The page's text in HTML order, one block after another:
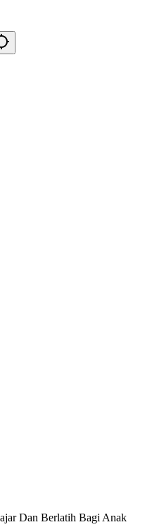
Dan Berlatih Bagi Anak